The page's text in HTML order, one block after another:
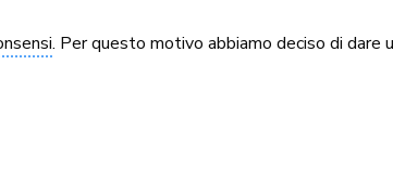
. Per questo motivo abbiamo deciso di dare